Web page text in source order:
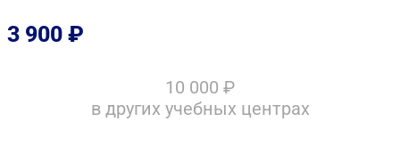
3 900 ₽
10 000 ₽
в других учебных центрах